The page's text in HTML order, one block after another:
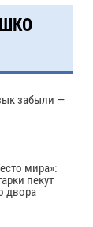
06.08
06.08 447
06.08 341
забыли —
мира»:
пекут
двора